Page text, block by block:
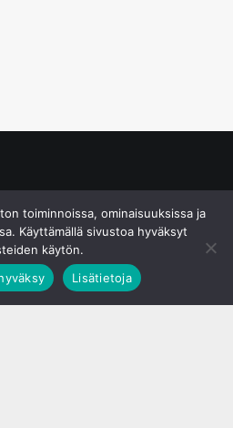
toiminnoissa, ominaisuuksissa ja
Käyttämällä sivustoa hyväksyt
käytön.
Lisätietoja